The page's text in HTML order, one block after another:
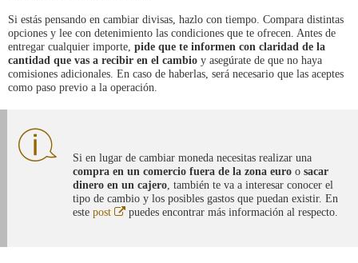
Si estás pensando en cambiar divisas, hazlo con tiempo. Compara distintas
opciones y lee con detenimiento las condiciones que te ofrecen. Antes de
entregar cualquier importe, pide que te informen con claridad de la
cantidad que vas a recibir en el cambio y asegúrate de que no haya
comisiones adicionales. En caso de haberlas, será necesario que las aceptes
como paso previo a la operación.
Si en lugar de cambiar moneda necesitas realizar una
compra en un comercio fuera de la zona euro o sacar
dinero en un cajero , también te va a interesar conocer el
tipo de cambio y los posibles gastos que puedan existir. En
este post
Abre
en
puedes encontrar más información al respecto.